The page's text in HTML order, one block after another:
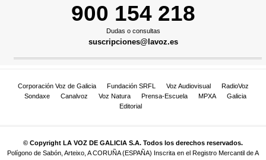
900 154 218
Dudas o consultas
suscripciones@lavoz.es
Corporación Voz de Galicia Fundación SRFL Voz Audiovisual
RadioVoz
Sondaxe
Canalvoz Voz Natura Prensa-Escuela MPXA
Galicia
Editorial
© Copyright LA VOZ DE GALICIA S.A. Todos los derechos reservados.
Polígono de Sabón, Arteixo, A CORUÑA (ESPAÑA) Inscrita en el Registro Mercantil de A